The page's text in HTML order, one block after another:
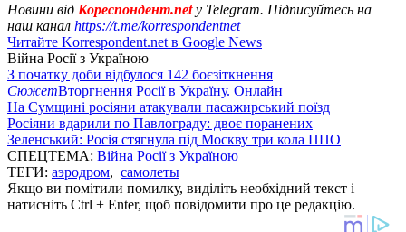
Новини від Кореспондент.netу Telegram. Підписуйтесь на
наш канал https://t.me/korrespondentnet
Читайте Korrespondent.net в Google News
Війна Росії з Україною
З початку доби відбулося 142 боєзіткнення
СюжетВторгнення Росії в Україну. Онлайн
На Сумщині росіяни атакували пасажирський поїзд
Росіяни вдарили по Павлограду: двоє поранених
Зеленський: Росія стягнула під Москву три кола ППО
СПЕЦТЕМА: Війна Росії з Україною
ТЕГИ: аэродром, самолеты
Якщо ви помітили помилку, виділіть необхідний текст і
натисніть Ctrl + Enter, щоб повідомити про це редакцію.